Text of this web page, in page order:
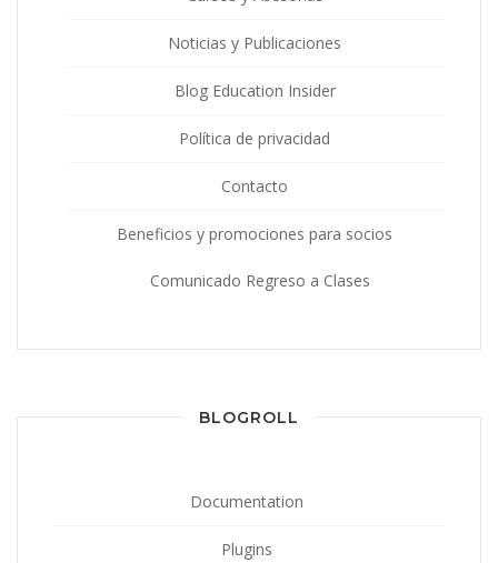
Noticias y Publicaciones
Blog Education Insider
Política de privacidad
Contacto
Beneficios y promociones para socios
Comunicado Regreso a Clases
BLOGROLL
Documentation
Plugins